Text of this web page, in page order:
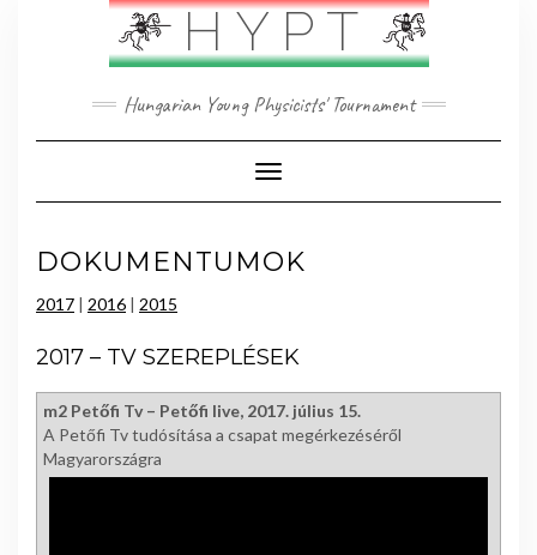
HYPT
Hungarian Young Physicists' Tournament
Toggle Navigation
DOKUMENTUMOK
2017 | 2016 | 2015
2017 – TV SZEREPLÉSEK
m2 Petőfi Tv – Petőfi live, 2017. július 15.
A Petőfi Tv tudósítása a csapat megérkezéséről
Magyarországra